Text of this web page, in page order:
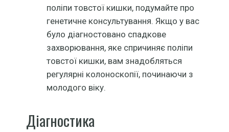
поліпи товстої кишки, подумайте про
генетичне консультування. Якщо у вас
було діагностовано спадкове
захворювання, яке спричиняє поліпи
товстої кишки, вам знадобляться
регулярні колоноскопії, починаючи з
молодого віку.
Діагностика